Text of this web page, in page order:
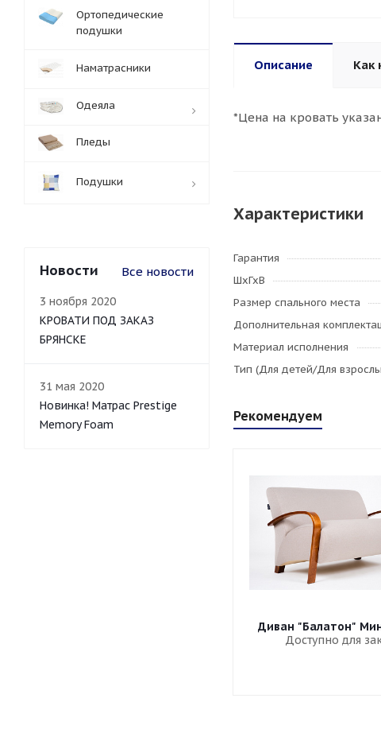
Описание Как
*Цена на кровать
Характеристики
Гарантия
ШхГхВ
Размер спального места
Дополнительная
Материал исполнения
Тип (Для детей/Для
Рекомендуем
Диван "Балатон"
Доступно для
Ортопедические
подушки
Наматрасники
Одеяла
Пледы
Подушки
Новости Все новости
3 ноября 2020
КРОВАТИ ПОД ЗАКАЗ
БРЯНСКЕ
31 мая 2020
Новинка! Матрас Prestige
Memory Foam